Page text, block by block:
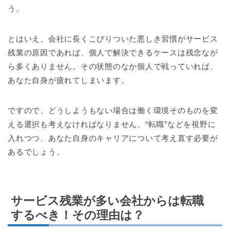
う。
とはいえ、会社に長くこびりついた悪しき習慣がサービス
残業の原因であれば、個人で解決できるケースは残念なが
ら多くありません。その状態のなか個人で戦っていれば、
あなた自身が疲れてしまいます。
ですので、どうしようもない場合は働く環境そのものを変
える選択も考えなければなりません。“転職”などを視野に
入れつつ、あなた自身のキャリアについて考え直す必要が
あるでしょう。
サービス残業が多い会社からは転職
するべき！その理由は？